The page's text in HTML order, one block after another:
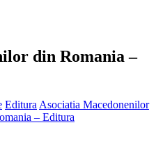
din Romania –
Editura Asociatia Macedonenilor
– Editura